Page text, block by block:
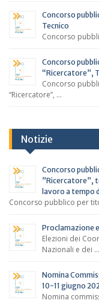
Concorso
Tecnico
Concorso
Concorso
“Ricercatore”,
Concorso
“Ricercatore”, …
Notizie
Concorso
”Ricercatore”,
lavoro a tempo
Concorso pubblico per
Proclamazione
Elezioni dei
Nazionali e dei …
Nomina
10-11 giugno
Nomina